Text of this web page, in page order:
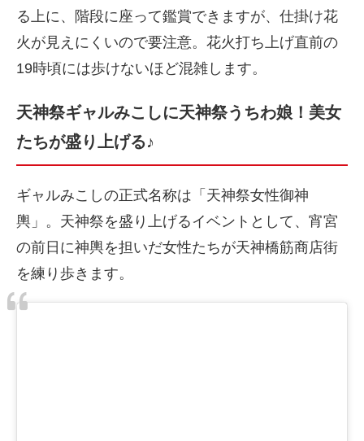
る上に、階段に座って鑑賞できますが、仕掛け花
火が見えにくいので要注意。花火打ち上げ直前の
19時頃には歩けないほど混雑します。
天神祭ギャルみこしに天神祭うちわ娘！美女
たちが盛り上げる♪
ギャルみこしの正式名称は「天神祭女性御神
輿」。天神祭を盛り上げるイベントとして、宵宮
の前日に神輿を担いだ女性たちが天神橋筋商店街
を練り歩きます。